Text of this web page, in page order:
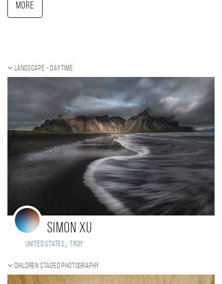
More
Landscape - daytime
simon xu
United States, Troy
Children staged photography